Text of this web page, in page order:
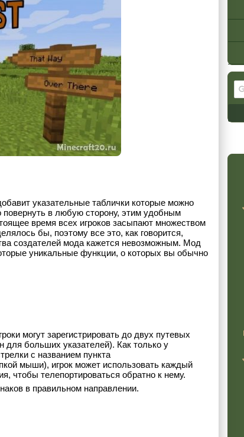
указательные таблички которые можно
в любую сторону, этим удобным
время всех игроков засыпают множеством
бы, поэтому все это, как говорится,
создателей мода кажется невозможным. Мод
уникальные функции, о которых вы обычно
могут зарегистрировать до двух путевых
для больших указателей). Как только у
с названием пункта
мыши), игрок может использовать каждый
чтобы телепортироваться обратно к нему.
в правильном направлении.